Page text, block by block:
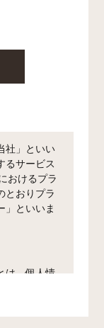
社」といい
るサービス
おけるプラ
とおりプラ
」といいま
は，個人情
絡先その他